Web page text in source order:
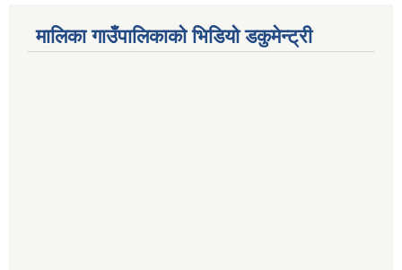
मालिका गाउँपालिकाको भिडियो डकुमेन्ट्री